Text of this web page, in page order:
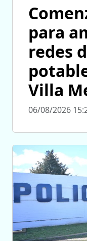
para
redes
Villa
06/08/2026